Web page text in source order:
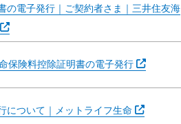
の電子発行｜ご契約者さま｜三井住友海
Abra em outra guia
保険料控除証明書の電子発行
について｜メットライフ生命